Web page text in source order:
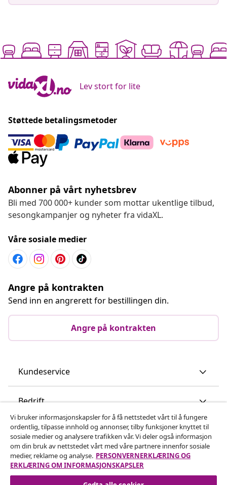
Lev stort for lite
Støttede betalingsmetoder
Abonner på vårt nyhetsbrev
Bli med 700 000+ kunder som mottar ukentlige tilbud,
sesongkampanjer og nyheter fra vidaXL.
Våre sosiale medier
Angre på kontrakten
Send inn en angrerett for bestillingen din.
Angre på kontrakten
Kundeservice
Bedrift
vidaXL
Oppdag mer
Vi bruker informasjonskapsler for å få nettstedet vårt til å fungere
ordentlig, tilpasse innhold og annonser, tilby funksjoner knyttet til
sosiale medier og analysere trafikken vår. Vi deler også informasjon
om din bruk av nettstedet vårt med våre partnere innenfor sosiale
medier, reklame og analyse. PERSONVERNERKLÆRING OG
ERKLÆRING OM INFORMASJONSKAPSLER